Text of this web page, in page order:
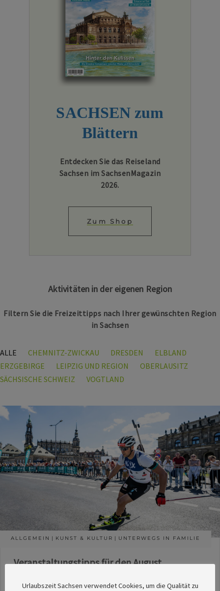
SACHSEN zum
Blättern
Entdecken Sie das Reiseland
Sachsen im SachsenMagazin
2026.
Zum Shop
Aktivitäten in der eigenen Region
Filtern Sie die Freizeittipps nach Ihrer gewünschten Region
in Sachsen
ALLE CHEMNITZ-ZWICKAU DRESDEN
ELBLAND
ERZGEBIRGE
LEIPZIG UND REGION
OBERLAUSITZ
SÄCHSISCHE SCHWEIZ
VOGTLAND
ALLGEMEIN KUNST & KULTUR UNTERWEGS IN FAMILIE
Veranstaltungstipps für den August
Urlaubszeit Sachsen verwendet Cookies, um die Qualität zu